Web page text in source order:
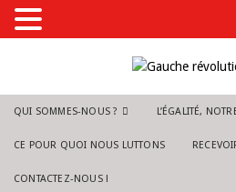
QUI SOMMES-NOUS ? L’ÉGALITÉ,
CE POUR QUOI NOUS LUTTONS
CONTACTEZ-NOUS !